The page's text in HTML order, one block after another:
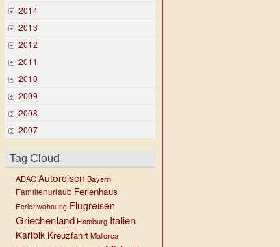
2014
2013
2012
2011
2010
2009
2008
2007
Tag Cloud
ADACAutoreisen Bayern
Familienurlaub Ferienhaus
Ferienwohnung Flugreisen
Griechenland Hamburg Italien
Karibik KreuzfahrtMallorca